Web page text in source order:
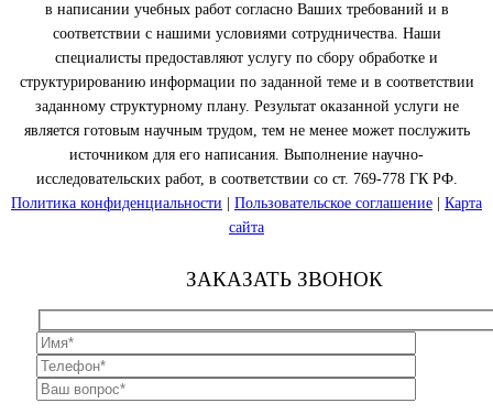
в написании учебных работ согласно Ваших требований и в
соответствии с нашими условиями сотрудничества. Наши
специалисты предоставляют услугу по сбору обработке и
структурированию информации по заданной теме и в соответствии
заданному структурному плану. Результат оказанной услуги не
является готовым научным трудом, тем не менее может послужить
источником для его написания. Выполнение научно-
исследовательских работ, в соответствии со ст. 769-778 ГК РФ.
Политика конфиденциальности
Пользовательское соглашение
Карта
сайта
ЗАКАЗАТЬ ЗВОНОК